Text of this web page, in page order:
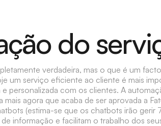
do
verdadeira, mas o que é um
um serviço eficiente ao cliente é mais
personalizada com os clientes. A
agora que acaba de ser aprovada a
(estima-se que os chatbots irão
informação e facilitam o trabalho dos